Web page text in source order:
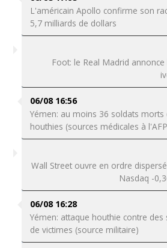
L'américain Apollo confirme son
5,7 milliards de dollars
Foot: le Real Madrid
06/08 16:56
Yémen: au moins 36 soldats morts
houthies (sources médicales à
Wall Street ouvre en ordre
Nasdaq -
06/08 16:28
Yémen: attaque houthie contre des
de victimes (source militaire)